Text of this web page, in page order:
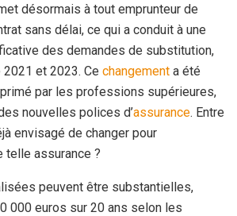
désormais à tout emprunteur de
sans délai, ce qui a conduit à une
des demandes de substitution,
2021 et 2023. Ce changement a été
par les professions supérieures,
nouvelles polices d’assurance. Entre
envisagé de changer pour
telle assurance ?
peuvent être substantielles,
000 euros sur 20 ans selon les